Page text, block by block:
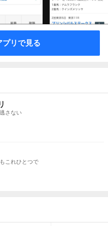
プリで見る
さない
これひとつで